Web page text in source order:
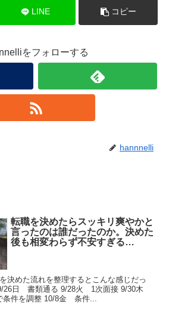
LINE コピー
をフォローする
hannnelli
転職を決めたらスッキリ爽やかと
言ったのは誰だったのか。決めた
後も相変わらず不安すぎる…
決めた流れを整理するとこんな感じだっ
26日 書類通る 9/28火 1次面接 9/30木
条件を調整 10/8金 条件...